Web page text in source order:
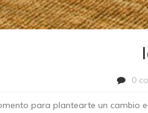
0
para plantearte un cambio